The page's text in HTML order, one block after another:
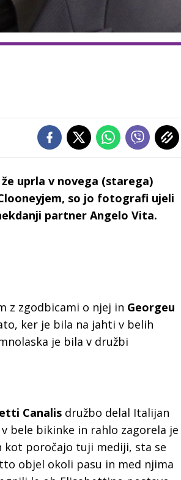
uprla v novega (starega)
so jo fotografi ujeli
partner Angelo Vita.
z zgodbicami o njej in Georgeu
ker je bila na jahti v belih
je bila v družbi
Canalis družbo delal Italijan
bele bikinke in rahlo zagorela je
kot poročajo tuji mediji, sta se
objel okoli pasu in med njima